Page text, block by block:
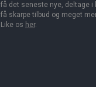
få det seneste nye, deltage i
få skarpe tilbud og meget
Like os her.